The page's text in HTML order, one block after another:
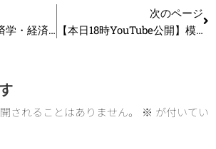
【過去問解説（経済学・経済政策）】R6 第5問 45度線分析
次のページ
【本日18時YouTube公開】模試の「解き方」で差がつく！本番を見据えた戦略的アプローチ_第352回
されることはありません。 ※ が付いてい